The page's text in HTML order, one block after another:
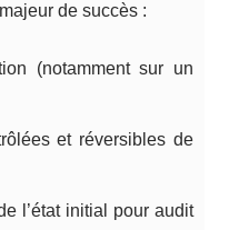
de succès :
(notamment sur un
et réversibles de
l’état initial pour audit